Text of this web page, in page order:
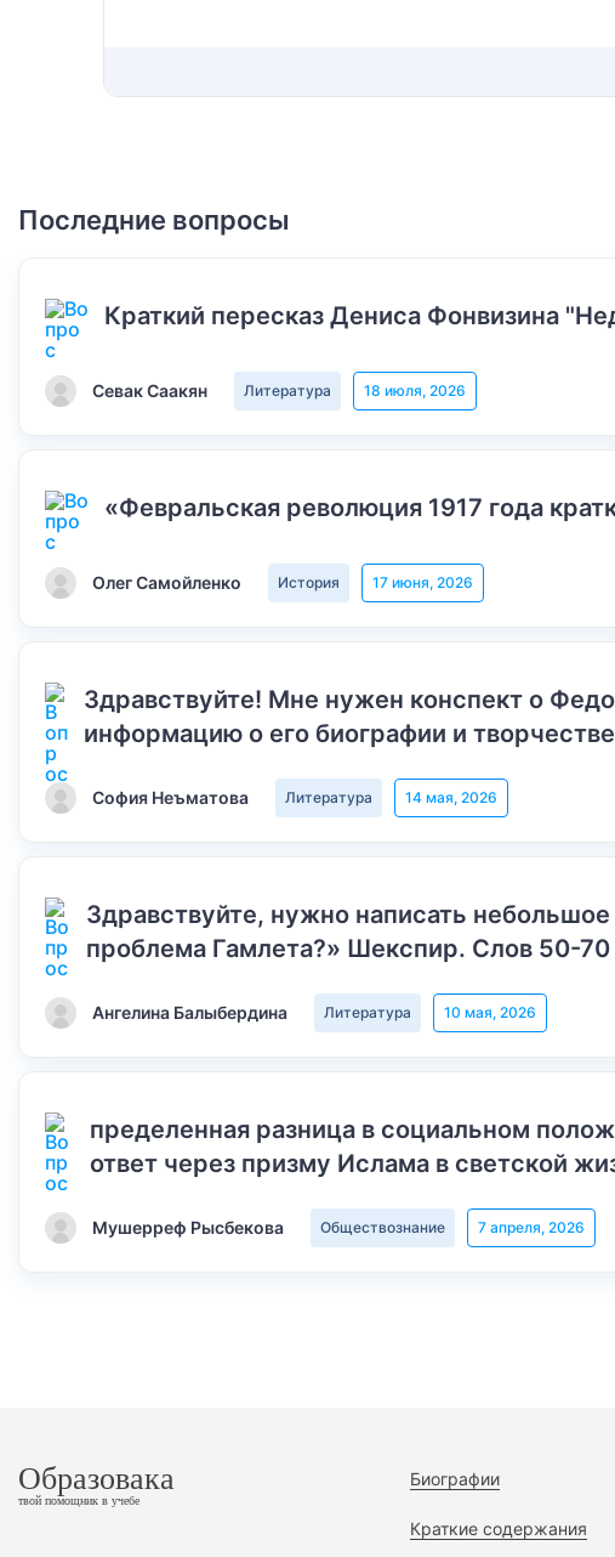
Последние вопросы
Краткий пересказ Дениса Фонвизина
Севак Саакян Литература 18 июля, 2026
«Февральская революция 1917 года
Олег Самойленко История 17 июня, 2026
Здравствуйте! Мне нужен конспект о
информацию о его биографии и
София Неъматова Литература 14 мая, 2026
Здравствуйте, нужно написать
проблема Гамлета?» Шекспир. Слов 50-70
Ангелина Балыбердина Литература 10 мая, 2026
пределенная разница в социальном
ответ через призму Ислама в светской
Мушерреф Рысбекова Обществознание 7 апреля, 2026
Образовака
твой помощник в учебе
Биографии
Краткие содержания